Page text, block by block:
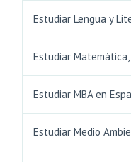
Estudiar Lengua y
Estudiar
Estudiar MBA en
Estudiar Medio